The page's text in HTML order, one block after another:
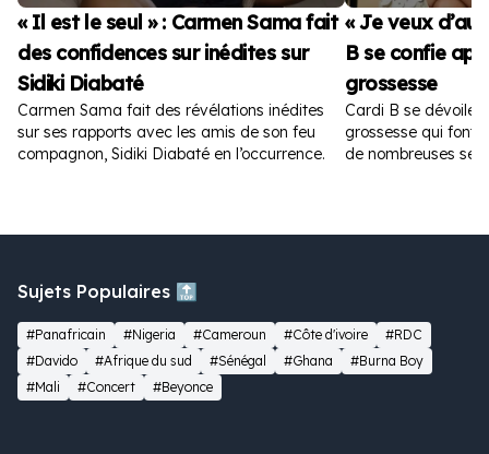
« Il est le seul » : Carmen Sama fait
des confidences sur inédites sur
Sidiki Diabaté
Carmen Sama fait des révélations inédites
sur ses rapports avec les amis de son feu
compagnon, Sidiki Diabaté en l’occurrence.
« Je veux
B se confie
grossesse
Cardi B se dévoile
grossesse qui font
de nombreuses
Sujets Populaires 🔝
#Panafricain #Nigeria #Cameroun #Côte d'ivoire
#RDC
#Davido
#Afrique du sud #Sénégal #Ghana
#Burna Boy
#Mali
#Concert #Beyonce